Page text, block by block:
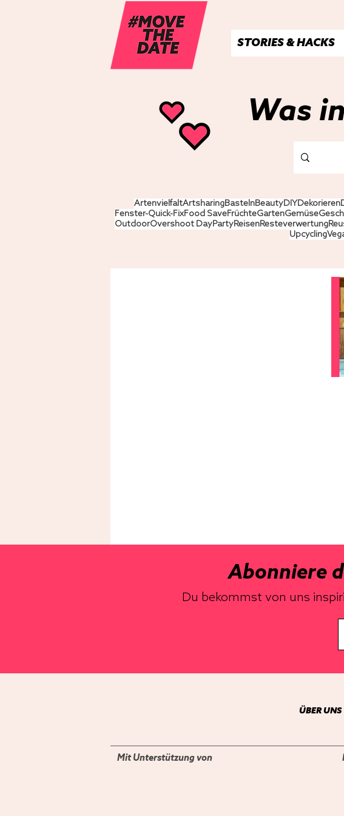
STORIES & HACKS
Was
ArtenvielfaltArtsharingBastelnBeautyDIYDekorieren
Fenster-Quick-FixFood SaveFrüchteGartenGemüse
OutdoorOvershoot DayPartyReisenResteverwertung
Upcycling
Abonniere
Du bekommst von uns
ÜBER UNS
Mit Unterstützung von